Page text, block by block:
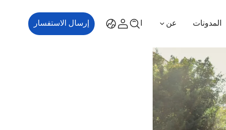
المدونات عن اتصل بنا إرسال الاستفسار